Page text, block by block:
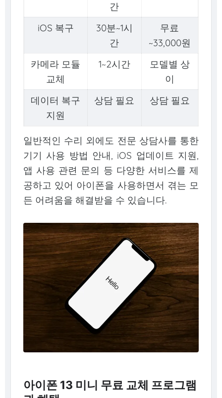
간
iOS 복구
30분~1시
간
무료
~33,000원
카메라 모듈
교체
1~2시간
모델별 상
이
데이터 복구
지원
상담 필요 상담 필요
일반적인 수리 외에도 전문 상담사를 통한
기기 사용 방법 안내, iOS 업데이트 지원,
앱 사용 관련 문의 등 다양한 서비스를 제
공하고 있어 아이폰을 사용하면서 겪는 모
든 어려움을 해결받을 수 있습니다.
아이폰 13 미니 무료 교체 프로그램